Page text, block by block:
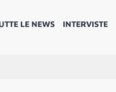
LE NEWS INTERVISTE